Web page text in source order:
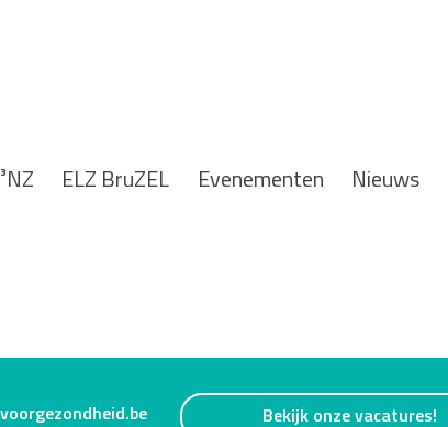
ELZ BruZEL Evenementen Nieuws
Bekijk onze vacatures!